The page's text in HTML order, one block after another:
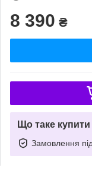
8 390 ₴
Що таке
Замовлення